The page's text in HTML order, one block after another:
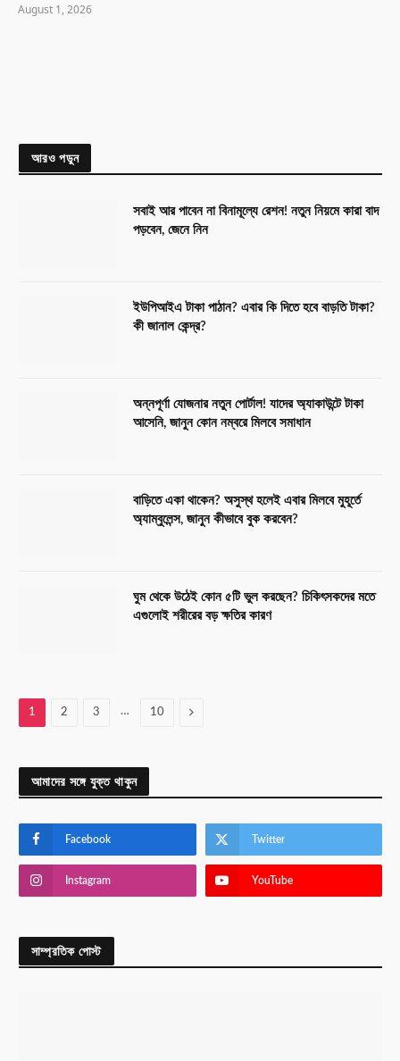
August 1, 2026
আরও পড়ুন
সবাই আর পাবেন না বিনামূল্যে রেশন! নতুন নিয়মে কারা বাদ
পড়বেন, জেনে নিন
ইউপিআইএ টাকা পাঠান? এবার কি দিতে হবে বাড়তি টাকা?
কী জানাল কেন্দ্র?
অন্নপূর্ণা যোজনার নতুন পোর্টাল! যাদের অ্যাকাউন্টে টাকা
আসেনি, জানুন কোন নম্বরে মিলবে সমাধান
বাড়িতে একা থাকেন? অসুস্থ হলেই এবার মিলবে মুহূর্তে
অ্যাম্বুলেন্স, জানুন কীভাবে বুক করবেন?
ঘুম থেকে উঠেই কোন ৫টি ভুল করছেন? চিকিৎসকদের মতে
এগুলোই শরীরের বড় ক্ষতির কারণ
1 2 3 … 10 Next
আমাদের সঙ্গে যুক্ত থাকুন
Facebook Twitter
Instagram YouTube
সাম্প্রতিক পোস্ট